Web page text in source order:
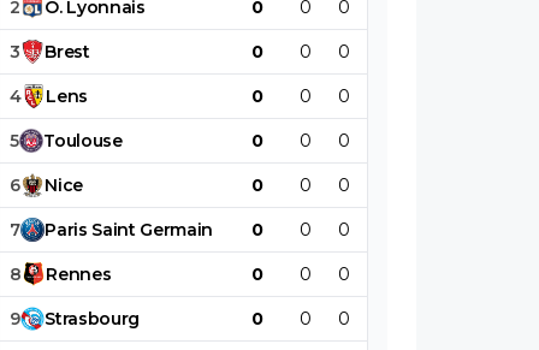
2 O. Lyonnais 0 0 0
3 Brest 0 0 0
4 Lens 0 0 0
5 Toulouse 0 0 0
6 Nice 0 0 0
7 Paris Saint Germain 0 0 0
8 Rennes 0 0 0
9 Strasbourg 0 0 0